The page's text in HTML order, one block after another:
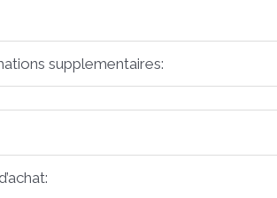
supplementaires: